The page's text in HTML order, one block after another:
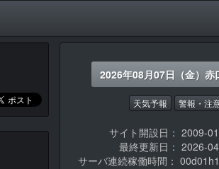
2026年08月07日（金）赤
天気予報 警報・注
サイト開設日： 2009-
最終更新日： 2026-
サーバ連続稼働時間：